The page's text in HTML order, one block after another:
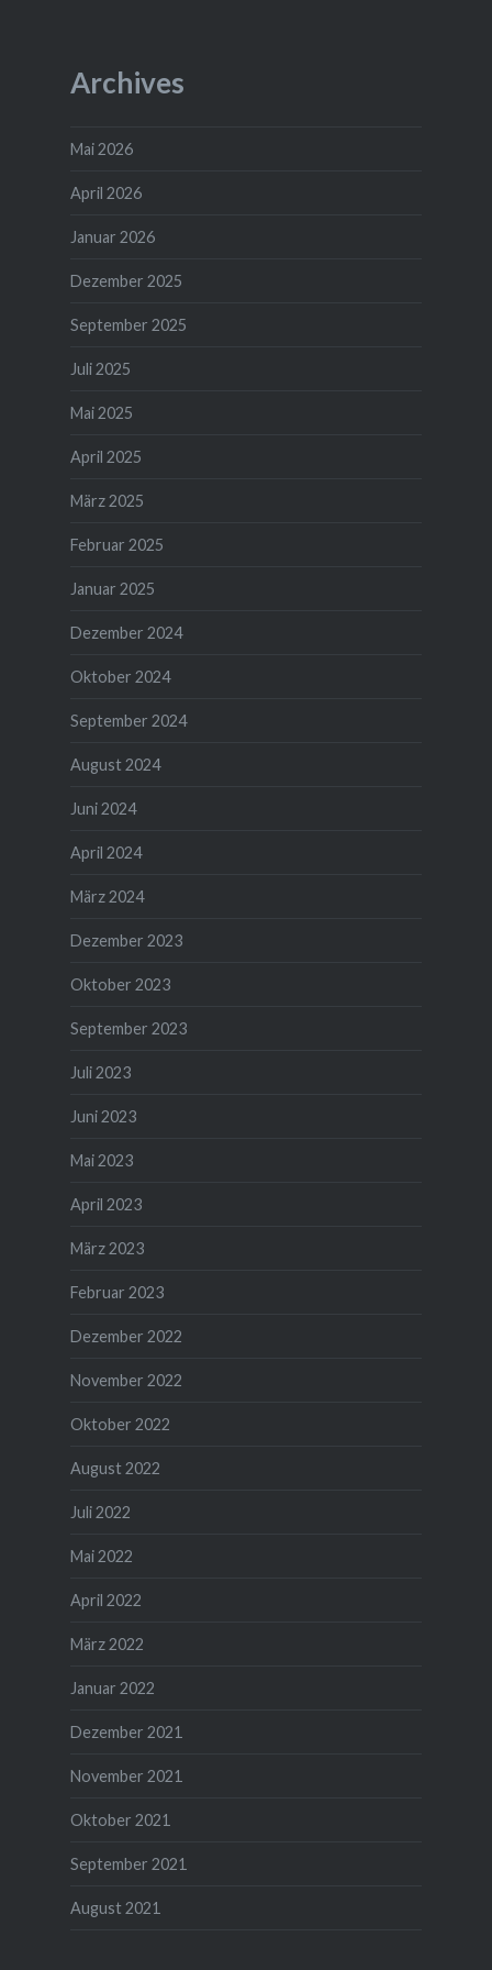
Archives
Mai 2026
April 2026
Januar 2026
Dezember 2025
September 2025
Juli 2025
Mai 2025
April 2025
März 2025
Februar 2025
Januar 2025
Dezember 2024
Oktober 2024
September 2024
August 2024
Juni 2024
April 2024
März 2024
Dezember 2023
Oktober 2023
September 2023
Juli 2023
Juni 2023
Mai 2023
April 2023
März 2023
Februar 2023
Dezember 2022
November 2022
Oktober 2022
August 2022
Juli 2022
Mai 2022
April 2022
März 2022
Januar 2022
Dezember 2021
November 2021
Oktober 2021
September 2021
August 2021